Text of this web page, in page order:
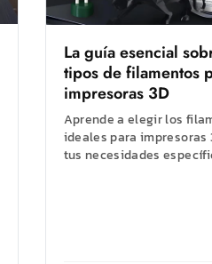
La guía esencial
tipos de filamentos
impresoras 3D
Aprende a elegir los
ideales para impresoras
tus necesidades